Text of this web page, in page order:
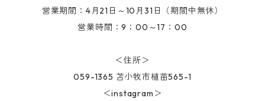
営業期間：4月21日～10月31日（期間中無休）
営業時間：9：00～17：00
＜住所＞
059-1365 苫小牧市植苗565-1
＜instagram＞